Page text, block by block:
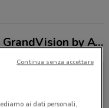
Ultime offerte del volantino GrandVision by Avanzi
ai dati personali,
Continua senza accettare